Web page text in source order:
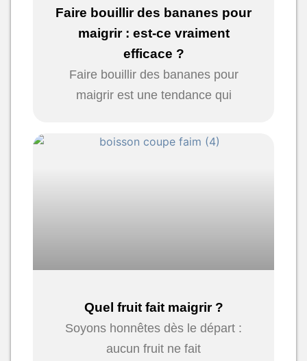
Faire bouillir des bananes pour
maigrir : est-ce vraiment
efficace ?
Faire bouillir des bananes pour
maigrir est une tendance qui
Quel fruit fait maigrir ?
Soyons honnêtes dès le départ :
aucun fruit ne fait